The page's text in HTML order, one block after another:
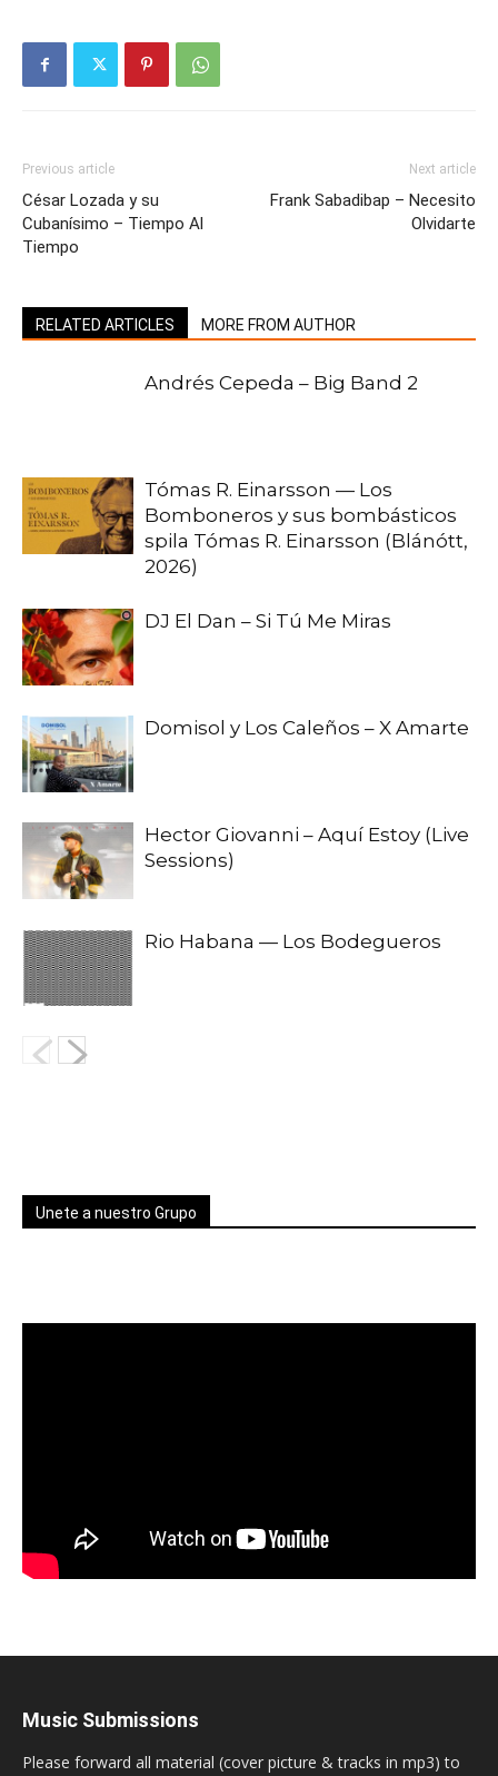
Previous article
César Lozada y su
Cubanísimo – Tiempo Al
Tiempo
Next article
Frank Sabadibap – Necesito
Olvidarte
RELATED ARTICLES MORE FROM AUTHOR
Andrés Cepeda – Big Band 2
Tómas R. Einarsson — Los
Bomboneros y sus bombásticos
spila Tómas R. Einarsson (Blánótt,
2026)
DJ El Dan – Si Tú Me Miras
Domisol y Los Caleños – X Amarte
Hector Giovanni – Aquí Estoy (Live
Sessions)
Rio Habana — Los Bodegueros
Unete a nuestro Grupo
Music Submissions
Please forward all material (cover picture & tracks in mp3) to